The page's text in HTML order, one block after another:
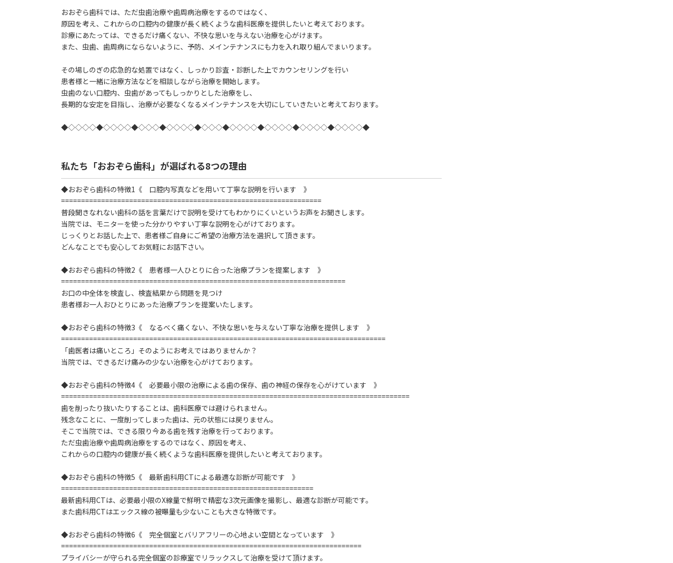
おおぞら歯科では、ただ虫歯治療や歯周病治療をするのではなく、
原因を考え、これからの口腔内の健康が長く続くような歯科医療を提供したいと考えております。
診療にあたっては、できるだけ痛くない、不快な思いを与えない治療を心がけます。
また、虫歯、歯周病にならないように、予防、メインテナンスにも力を入れ取り組んでまいります。
その場しのぎの応急的な処置ではなく、しっかり診査・診断した上でカウンセリングを行い
患者様と一緒に治療方法などを相談しながら治療を開始します。
虫歯のない口腔内、虫歯があってもしっかりとした治療をし、
長期的な安定を目指し、治療が必要なくなるメインテナンスを大切にしていきたいと考えております。
◆◇◇◇◇◆◇◇◇◇◆◇◇◇◆◇◇◇◇◆◇◇◇◆◇◇◇◇◆◇◇◇◇◆◇◇◇◇◆◇◇◇◇◆
私たち「おおぞら歯科」が選ばれる8つの理由
◆おおぞら歯科の特徴1《 口腔内写真などを用いて丁寧な説明を行います 》
=================================================================
普段聞きなれない歯科の話を言葉だけで説明を受けてもわかりにくいというお声をお聞きします。
当院では、モニターを使った分かりやすい丁寧な説明を心がけております。
じっくりとお話した上で、患者様ご自身にご希望の治療方法を選択して頂きます。
どんなことでも安心してお気軽にお話下さい。
◆おおぞら歯科の特徴2《 患者様一人ひとりに合った治療プランを提案します 》
=======================================================================
お口の中全体を検査し、検査結果から問題を見つけ
患者様お一人おひとりにあった治療プランを提案いたします。
◆おおぞら歯科の特徴3《 なるべく痛くない、不快な思いを与えない丁寧な治療を提供します 》
=================================================================================
「歯医者は痛いところ」そのようにお考えではありませんか？
当院では、できるだけ痛みの少ない治療を心がけております。
◆おおぞら歯科の特徴4《 必要最小限の治療による歯の保存、歯の神経の保存を心がけています 》
=======================================================================================
歯を削ったり抜いたりすることは、歯科医療では避けられません。
残念なことに、一度削ってしまった歯は、元の状態には戻りません。
そこで当院では、できる限り今ある歯を残す治療を行っております。
ただ虫歯治療や歯周病治療をするのではなく、原因を考え、
これからの口腔内の健康が長く続くような歯科医療を提供したいと考えております。
◆おおぞら歯科の特徴5《 最新歯科用CTによる最適な診断が可能です 》
===============================================================
最新歯科用CTは、必要最小限のX線量で鮮明で精密な3次元画像を撮影し、最適な診断が可能です。
また歯科用CTはエックス線の被曝量も少ないことも大きな特徴です。
◆おおぞら歯科の特徴6《 完全個室とバリアフリーの心地よい空間となっています 》
===========================================================================
プライバシーが守られる完全個室の診療室でリラックスして治療を受けて頂けます。